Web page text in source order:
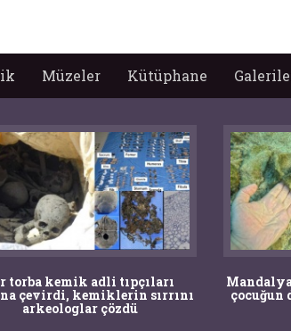
Müzeler Kütüphane
torba kemik adli tıpçıları
çevirdi, kemiklerin sırrını
arkeologlar çözdü